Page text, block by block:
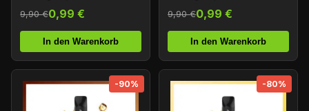
9,90 €0,99 €
In den Warenkorb
9,90 €0,99 €
In den Warenkorb
-90% -80%